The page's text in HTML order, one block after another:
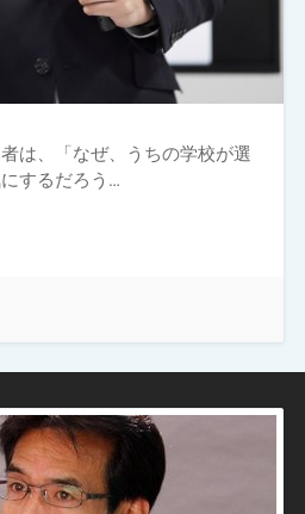
は、「なぜ、うちの学校が選
するだろう…